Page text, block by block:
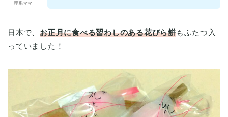
理系ママ
日本で、お正月に食べる習わしのある花びら餅もふたつ入
っていました！